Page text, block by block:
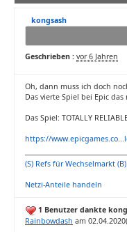
kongsash
Geschrieben : vor 6 Jahren
Oh, dann muss ich doch
Das vierte Spiel bei Epic
Das Spiel: TOTALLY
https://
(S) Refs für Wechselmarkt
Netzi-Anteile handeln
1 Benutzer dankte
Rainbowdash am